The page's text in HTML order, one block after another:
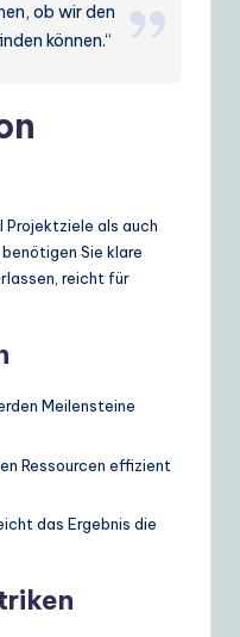
ob wir den
können.“
Projektziele als auch
Sie klare
reicht für
Meilensteine
Ressourcen effizient
das Ergebnis die